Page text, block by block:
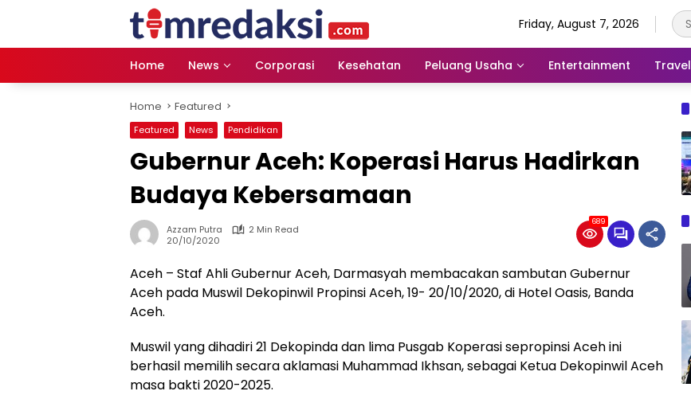
Friday, August 7, 2026
Home News Corporasi Kesehatan Peluang Usaha Entertainment Travel
Home Featured
Featured News Pendidikan
Gubernur Aceh: Koperasi Harus Hadirkan
Budaya Kebersamaan
Azzam Putra
2 Min Read
20/10/2020
689
Aceh – Staf Ahli Gubernur Aceh, Darmasyah membacakan sambutan Gubernur
Aceh pada Muswil Dekopinwil Propinsi Aceh, 19- 20/10/2020, di Hotel Oasis, Banda
Aceh.
Muswil yang dihadiri 21 Dekopinda dan lima Pusgab Koperasi sepropinsi Aceh ini
berhasil memilih secara aklamasi Muhammad Ikhsan, sebagai Ketua Dekopinwil Aceh
masa bakti 2020-2025.